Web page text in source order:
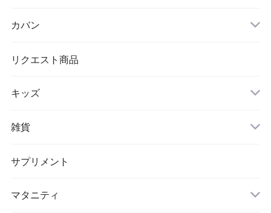
メイクブラシ
シワ取りテープ
カバン
トートバッグ
リュック
クラッチバッグ
リクエスト商品
キッズ
アウター(女の子)
ボディケア・スキンケア
雑貨
POETIC
サプリメント
マタニティ